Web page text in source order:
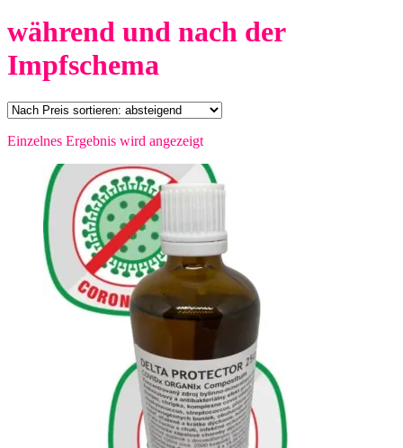
während und nach der
Impfschema
Einzelnes Ergebnis wird angezeigt